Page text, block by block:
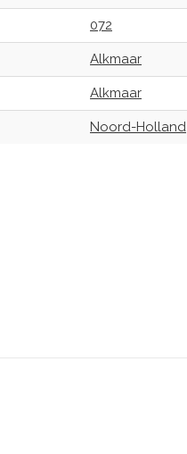
072
Alkmaar
Alkmaar
Noord-Holland